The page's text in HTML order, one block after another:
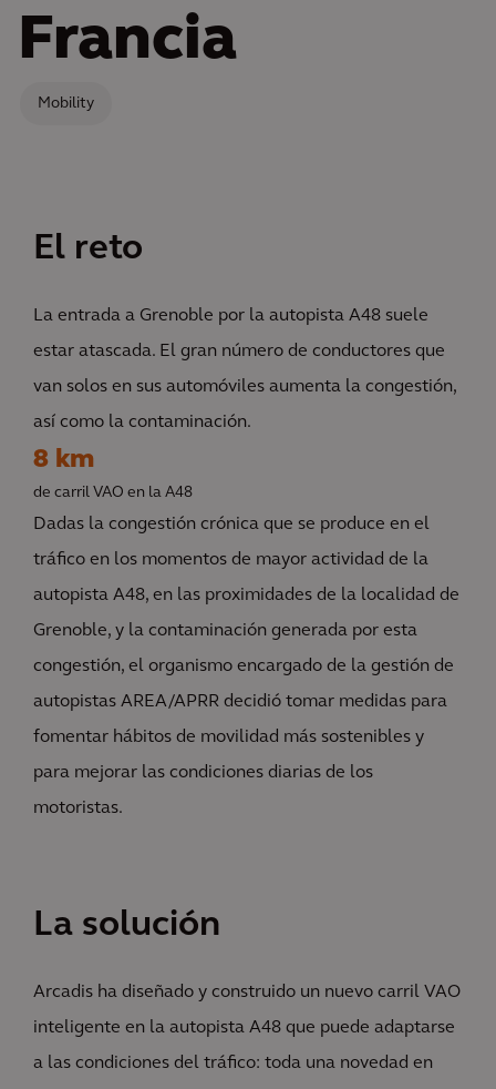
Francia
Mobility
El reto
La entrada a Grenoble por la autopista A48 suele
estar atascada. El gran número de conductores que
van solos en sus automóviles aumenta la congestión,
así como la contaminación.
8 km
de carril VAO en la A48
Dadas la congestión crónica que se produce en el
tráfico en los momentos de mayor actividad de la
autopista A48, en las proximidades de la localidad de
Grenoble, y la contaminación generada por esta
congestión, el organismo encargado de la gestión de
autopistas AREA/APRR decidió tomar medidas para
fomentar hábitos de movilidad más sostenibles y
para mejorar las condiciones diarias de los
motoristas.
La solución
Arcadis ha diseñado y construido un nuevo carril VAO
inteligente en la autopista A48 que puede adaptarse
a las condiciones del tráfico: toda una novedad en